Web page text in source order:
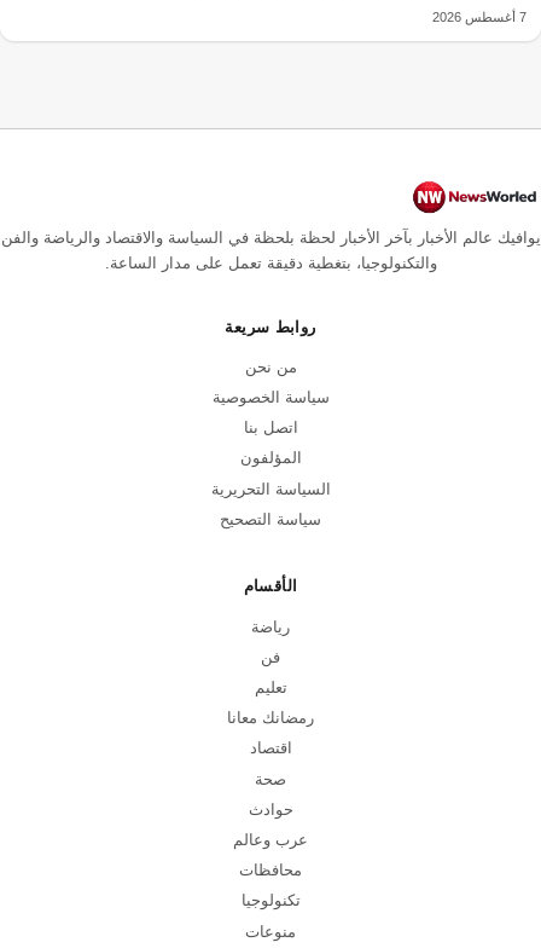
7 أغسطس 2026
يوافيك عالم الأخبار بآخر الأخبار لحظة بلحظة في السياسة والاقتصاد والرياضة والفن
والتكنولوجيا، بتغطية دقيقة تعمل على مدار الساعة.
روابط سريعة
من نحن
سياسة الخصوصية
اتصل بنا
المؤلفون
السياسة التحريرية
سياسة التصحيح
الأقسام
رياضة
فن
تعليم
رمضانك معانا
اقتصاد
صحة
حوادث
عرب وعالم
محافظات
تكنولوجيا
منوعات